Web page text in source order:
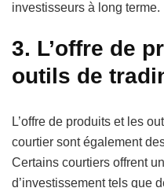
investisseurs à long terme.
3. L’offre de
outils de
L’offre de produits et les
courtier sont également
Certains courtiers offrent
d’investissement tels que